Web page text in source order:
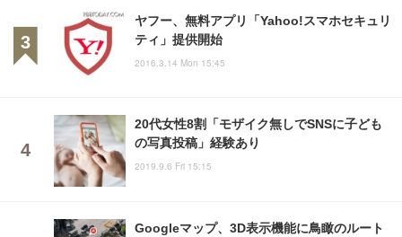
ヤフー、無料アプリ「Yahoo!スマホセキュリ
ティ」提供開始
2016.3.14 Mon 15:45
20代女性8割「モザイク無しでSNSに子ども
の写真投稿」経験あり
2019.9.6 Fri 15:15
Googleマップ、3D表示機能に鳥瞰のルート